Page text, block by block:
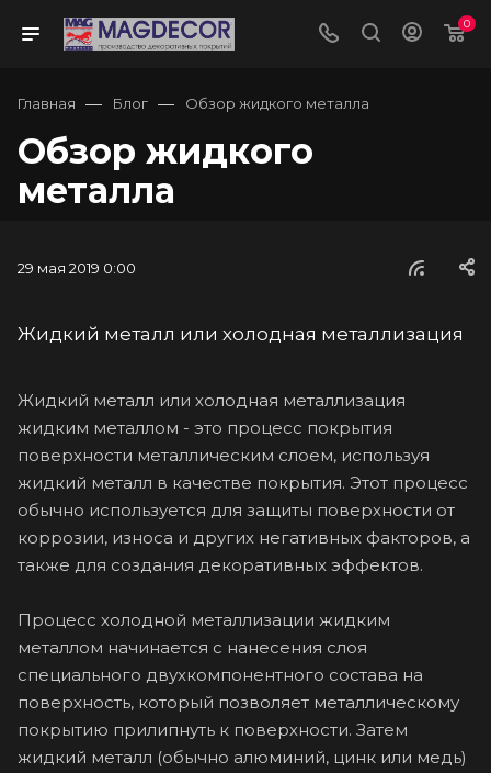
0
Главная — Блог — Обзор жидкого металла
Обзор жидкого
металла
29 мая 2019 0:00
Жидкий металл или холодная металлизация
Жидкий металл или холодная металлизация
жидким металлом - это процесс покрытия
поверхности металлическим слоем, используя
жидкий металл в качестве покрытия. Этот процесс
обычно используется для защиты поверхности от
коррозии, износа и других негативных факторов, а
также для создания декоративных эффектов.
Процесс холодной металлизации жидким
металлом начинается с нанесения слоя
специального двухкомпонентного состава на
поверхность, который позволяет металлическому
покрытию прилипнуть к поверхности. Затем
жидкий металл (обычно алюминий, цинк или медь)